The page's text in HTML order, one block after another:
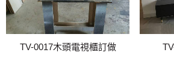
TV-0017木頭電視櫃訂做